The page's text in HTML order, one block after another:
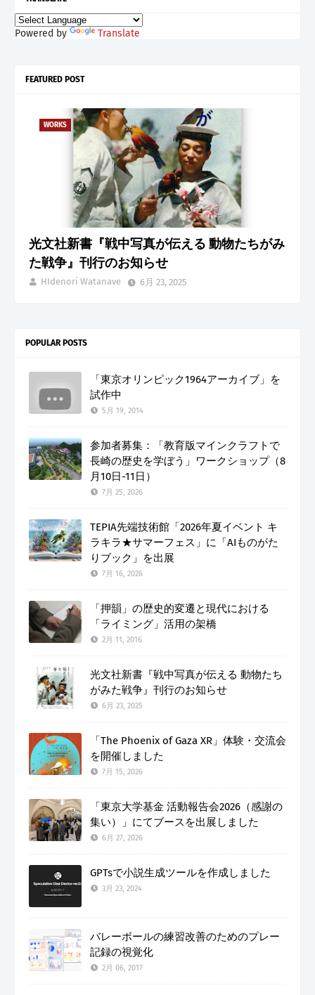
Powered by Translate
FEATURED POST
WORKS
光文社新書『戦中写真が伝える 動物たちがみ
た戦争』刊行のお知らせ
HIdenori Watanave 6月 23, 2025
POPULAR POSTS
「東京オリンピック1964アーカイブ」を
試作中
5月 19, 2014
参加者募集：「教育版マインクラフトで
長崎の歴史を学ぼう」ワークショップ（8
月10日-11日）
7月 25, 2026
TEPIA先端技術館「2026年夏イベント キ
ラキラ★サマーフェス」に「AIものがた
りブック」を出展
7月 16, 2026
「押韻」の歴史的変遷と現代における
「ライミング」活用の架橋
2月 11, 2016
光文社新書『戦中写真が伝える 動物たち
がみた戦争』刊行のお知らせ
6月 23, 2025
「The Phoenix of Gaza XR」体験・交流会
を開催しました
7月 15, 2026
「東京大学基金 活動報告会2026（感謝の
集い）」にてブースを出展しました
6月 27, 2026
GPTsで小説生成ツールを作成しました
3月 23, 2024
バレーボールの練習改善のためのプレー
記録の視覚化
2月 06, 2017